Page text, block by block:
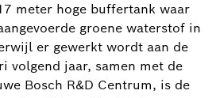
meter hoge buffertank waar
groene waterstof in
er gewerkt wordt aan de
volgend jaar, samen met de
Bosch R&D Centrum, is de